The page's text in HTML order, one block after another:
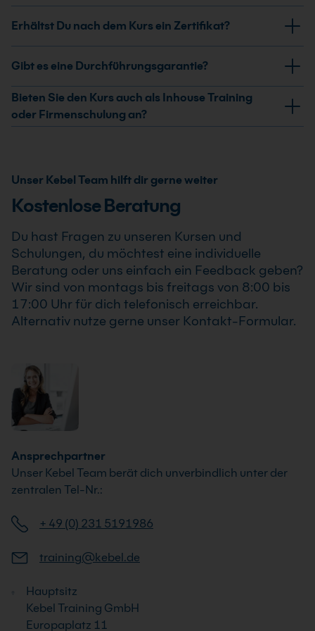
Datenklassen, Logging und Aufbewahrung.
Außerdem geht es um Prompting als Prozess sowie ein
Incident-Playbook für Fehler und Eskalationen.
Realitätscheck, Strategie, Governance,
Qualitätssicherung und Change-Ansätze zu einem
umsetzbaren KI-Resilienz-Playbook.
Erhältst Du nach dem Kurs ein Zertifikat?
Ja, nach erfolgreicher Teilnahme am KI-Resilienz statt
Kündigungswelle Kurs erhältst Du ein
Teilnahmezertifikat. Dieses bestätigt Deine erweiterten
Kenntnisse im professionellen Einsatz von KI-Resilienz
statt Kündigungswelle Kurs .
Gibt es eine Durchführungsgarantie?
Ja, wir garantieren die Durchführung aller von uns
bestätigten Termine. Der KI-Resilienz statt
Kündigungswelle Kurs findet auch bereits ab einem
Bieten Sie den Kurs auch als Inhouse Training
oder Firmenschulung an?
Firmenschulung durchgeführt werden. Inhalte,
Prozesse und Schwerpunkte passen wir individuell an
Unser Kebel Team hilft dir gerne weiter
Kostenlose Beratung
Du hast Fragen zu unseren Kursen und
Schulungen, du möchtest eine individuelle
Beratung oder uns einfach ein Feedback geben?
Wir sind von montags bis freitags von 8:00 bis
17:00 Uhr für dich telefonisch erreichbar.
Alternativ nutze gerne unser Kontakt-Formular.
Ansprechpartner
Unser Kebel Team berät dich unverbindlich unter der
zentralen Tel-Nr.:
+ 49 (0) 231 5191986
training@kebel.de
Hauptsitz
Kebel Training GmbH
Europaplatz 11